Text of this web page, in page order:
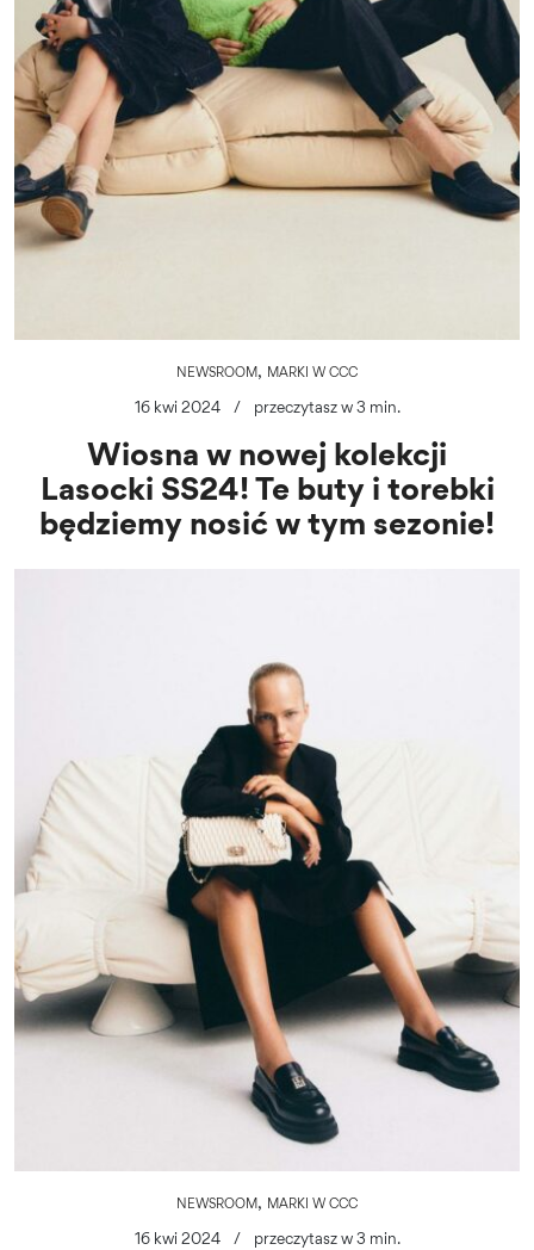
NEWSROOM, MARKI W CCC
16 kwi 2024 / przeczytasz w 3 min.
Wiosna w nowej kolekcji
Lasocki SS24! Te buty i torebki
będziemy nosić w tym sezonie!
NEWSROOM, MARKI W CCC
16 kwi 2024 / przeczytasz w 3 min.